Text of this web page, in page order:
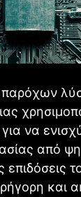
παρόχων
να
από
επιδόσεις
και